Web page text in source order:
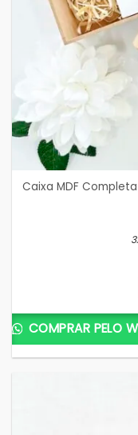
Caixa MDF Completa
COMPRAR PELO